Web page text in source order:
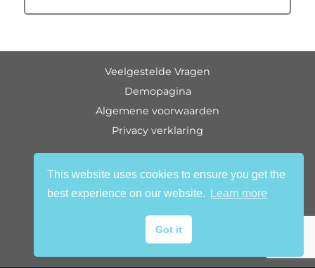
Veelgestelde Vragen
Demopagina
Algemene voorwaarden
Privacy verklaring
status
This website uses cookies to ensure you get the
best experience on our website.
Learn more
Got it